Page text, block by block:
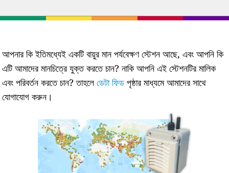
আপনার কি ইতিমধ্যেই একটি বায়ুর মান পর্যবেক্ষণ স্টেশন আছে, এবং আপনি কি
এটি আমাদের মানচিত্রে যুক্ত করতে চান? নাকি আপনি এই স্টেশনটির মালিক
এবং পরিবর্তন করতে চান? তাহলেডেটা ফিড পৃষ্ঠার মাধ্যমে আমাদের সাথে
যোগাযোগ করুন।